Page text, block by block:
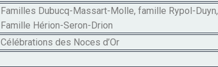
Familles Dubucq-Massart-Molle, famille Rypol-Duyn,
Famille Hérion-Seron-Drion
Célébrations des Noces d’Or